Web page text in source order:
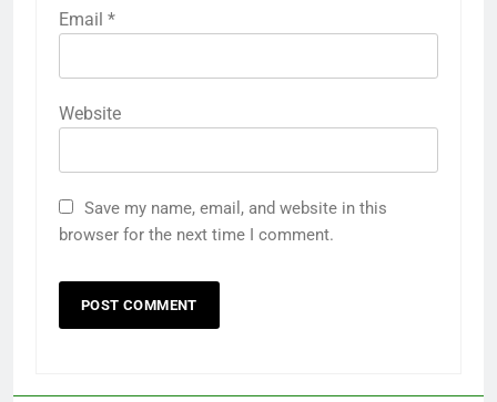
Email *
Website
Save my name, email, and website in this
browser for the next time I comment.